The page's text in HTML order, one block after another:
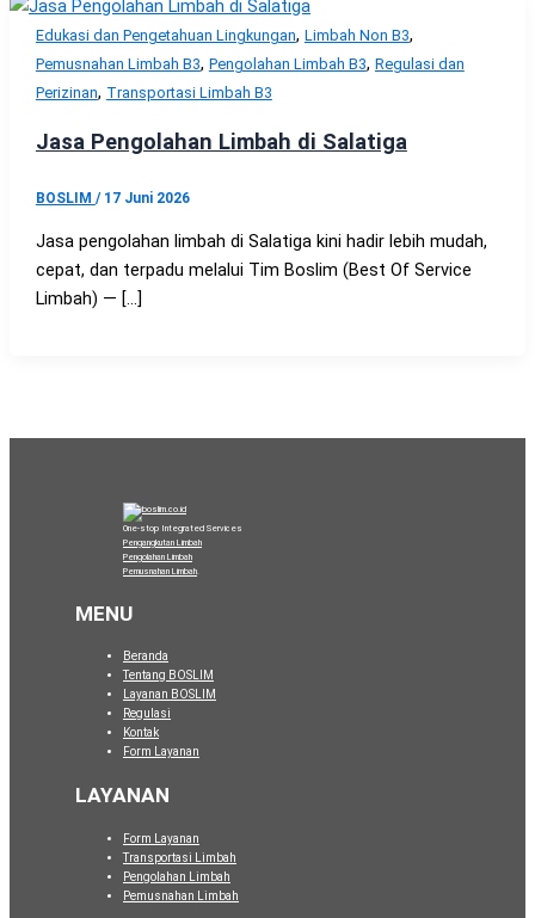
Edukasi dan Pengetahuan Lingkungan, Limbah Non B3,
Pemusnahan Limbah B3, Pengolahan Limbah B3, Regulasi dan
Perizinan, Transportasi Limbah B3
Jasa Pengolahan Limbah di Salatiga
BOSLIM / 17 Juni 2026
Jasa pengolahan limbah di Salatiga kini hadir lebih mudah,
cepat, dan terpadu melalui Tim Boslim (Best Of Service
Limbah) — […]
One-stop Integrated Services
Pengangkutan Limbah
Pengolahan Limbah
Pemusnahan Limbah.
MENU
Beranda
Tentang BOSLIM
Layanan BOSLIM
Regulasi
Kontak
Form Layanan
LAYANAN
Form Layanan
Transportasi Limbah
Pengolahan Limbah
Pemusnahan Limbah